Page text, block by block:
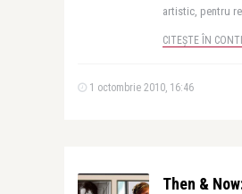
artistic, pentru
CITEȘTE ÎN
1 octombrie 2010, 16:46
Then &